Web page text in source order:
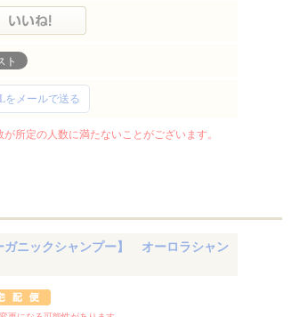
をメールで送る
所定の人数に満たないことがございます。
ガニックシャンプー】 オーロラシャン